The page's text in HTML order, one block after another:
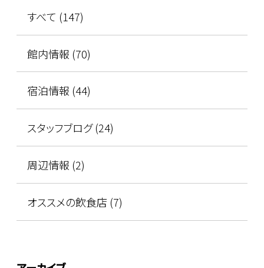
すべて (147)
館内情報 (70)
宿泊情報 (44)
スタッフブログ (24)
周辺情報 (2)
オススメの飲食店 (7)